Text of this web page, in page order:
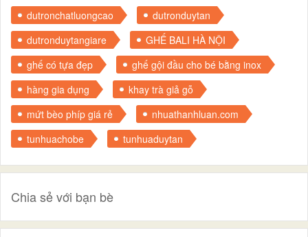
dutronchatluongcao
dutronduytan
dutronduytangiare
GHẾ BALI HÀ NỘI
ghế có tựa đẹp
ghế gội đầu cho bé bằng inox
hàng gia dụng
khay trà giả gỗ
mứt bèo phíp giá rẻ
nhuathanhluan.com
tunhuachobe
tunhuaduytan
Chia sẻ với bạn bè